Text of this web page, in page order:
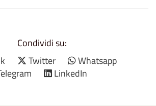
Condividi su:
Twitter
Whatsapp
LinkedIn